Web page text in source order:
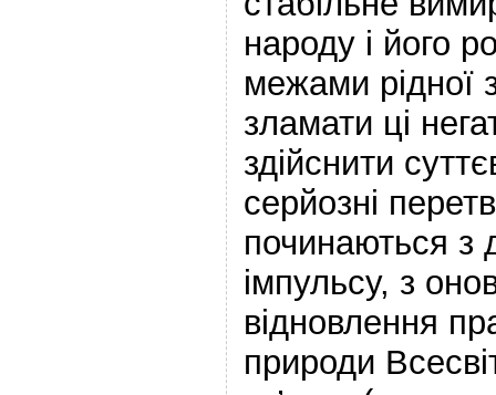
народу і його
межами рідної
зламати ці
здійснити
серйозні
починаються з
імпульсу, з
відновлення
природи